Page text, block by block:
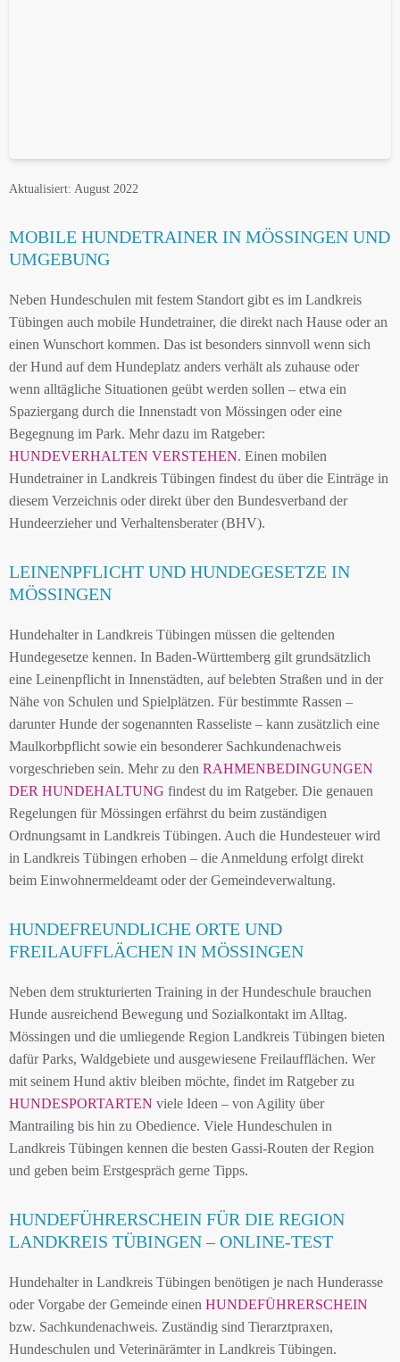
Aktualisiert: August 2022
MOBILE HUNDETRAINER IN MÖSSINGEN UND
UMGEBUNG
Neben Hundeschulen mit festem Standort gibt es im Landkreis
Tübingen auch mobile Hundetrainer, die direkt nach Hause oder an
einen Wunschort kommen. Das ist besonders sinnvoll wenn sich
der Hund auf dem Hundeplatz anders verhält als zuhause oder
wenn alltägliche Situationen geübt werden sollen – etwa ein
Spaziergang durch die Innenstadt von Mössingen oder eine
Begegnung im Park. Mehr dazu im Ratgeber:
HUNDEVERHALTEN VERSTEHEN. Einen mobilen
Hundetrainer in Landkreis Tübingen findest du über die Einträge in
diesem Verzeichnis oder direkt über den Bundesverband der
Hundeerzieher und Verhaltensberater (BHV).
LEINENPFLICHT UND HUNDEGESETZE IN
MÖSSINGEN
Hundehalter in Landkreis Tübingen müssen die geltenden
Hundegesetze kennen. In Baden-Württemberg gilt grundsätzlich
eine Leinenpflicht in Innenstädten, auf belebten Straßen und in der
Nähe von Schulen und Spielplätzen. Für bestimmte Rassen –
darunter Hunde der sogenannten Rasseliste – kann zusätzlich eine
Maulkorbpflicht sowie ein besonderer Sachkundenachweis
vorgeschrieben sein. Mehr zu den RAHMENBEDINGUNGEN
DER HUNDEHALTUNG findest du im Ratgeber. Die genauen
Regelungen für Mössingen erfährst du beim zuständigen
Ordnungsamt in Landkreis Tübingen. Auch die Hundesteuer wird
in Landkreis Tübingen erhoben – die Anmeldung erfolgt direkt
beim Einwohnermeldeamt oder der Gemeindeverwaltung.
HUNDEFREUNDLICHE ORTE UND
FREILAUFFLÄCHEN IN MÖSSINGEN
Neben dem strukturierten Training in der Hundeschule brauchen
Hunde ausreichend Bewegung und Sozialkontakt im Alltag.
Mössingen und die umliegende Region Landkreis Tübingen bieten
dafür Parks, Waldgebiete und ausgewiesene Freilaufflächen. Wer
mit seinem Hund aktiv bleiben möchte, findet im Ratgeber zu
HUNDESPORTARTEN viele Ideen – von Agility über
Mantrailing bis hin zu Obedience. Viele Hundeschulen in
Landkreis Tübingen kennen die besten Gassi-Routen der Region
und geben beim Erstgespräch gerne Tipps.
HUNDEFÜHRERSCHEIN FÜR DIE REGION
LANDKREIS TÜBINGEN – ONLINE-TEST
Hundehalter in Landkreis Tübingen benötigen je nach Hunderasse
oder Vorgabe der Gemeinde einen HUNDEFÜHRERSCHEIN
bzw. Sachkundenachweis. Zuständig sind Tierarztpraxen,
Hundeschulen und Veterinärämter in Landkreis Tübingen.